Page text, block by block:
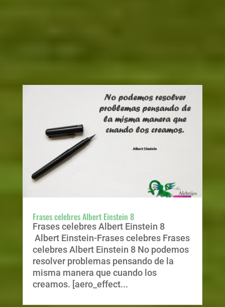
Frases celebres Albert Einstein 8
Frases celebres Albert Einstein 8
Albert Einstein-Frases celebres Frases
celebres Albert Einstein 8 No podemos
resolver problemas pensando de la
misma manera que cuando los
creamos. [aero_effect...